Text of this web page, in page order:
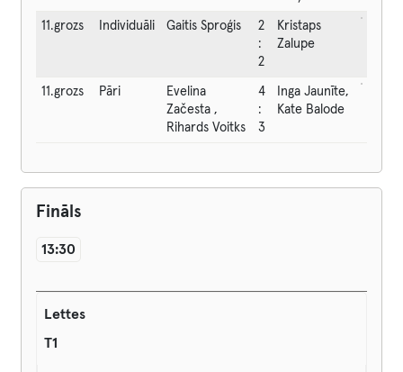
11.grozs Individuāli Gaitis Sproģis
2
:
2
Kristaps
Zalupe
11.grozs Pāri
Evelina
Začesta ,
Rihards Voitks
4
:
3
Inga Jaunīte,
Kate Balode
Fināls
13:30
Lettes
T1